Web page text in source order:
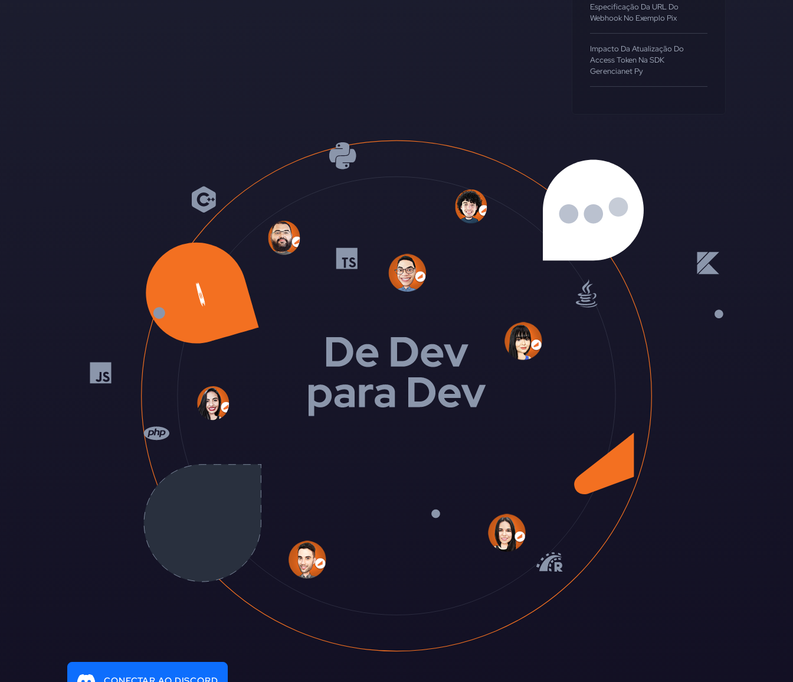
Especificação Da URL Do
Webhook No Exemplo Pix
Impacto Da Atualização Do
Access Token Na SDK
Gerencianet Py